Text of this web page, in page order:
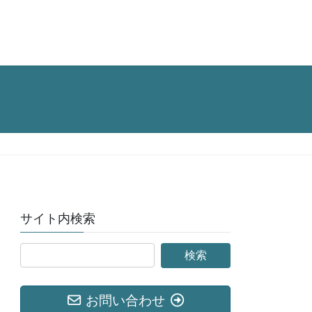
サイト内検索
お問い合わせ